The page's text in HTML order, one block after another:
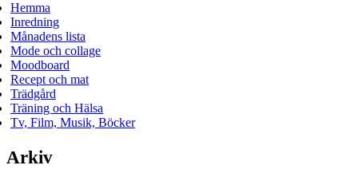
Hemma
Inredning
Månadens lista
Mode och collage
Moodboard
Recept och mat
Trädgård
Träning och Hälsa
Tv, Film, Musik, Böcker
Arkiv